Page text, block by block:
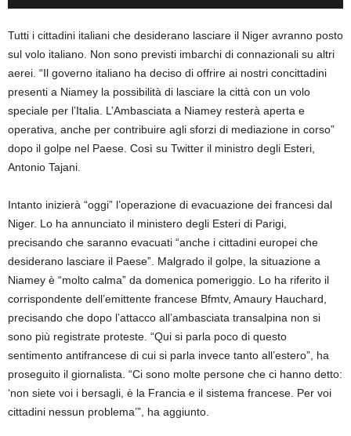
Tutti i cittadini italiani che desiderano lasciare il Niger avranno posto
sul volo italiano. Non sono previsti imbarchi di connazionali su altri
aerei. “Il governo italiano ha deciso di offrire ai nostri concittadini
presenti a Niamey la possibilità di lasciare la città con un volo
speciale per l’Italia. L’Ambasciata a Niamey resterà aperta e
operativa, anche per contribuire agli sforzi di mediazione in corso”
dopo il golpe nel Paese. Così su Twitter il ministro degli Esteri,
Antonio Tajani.
Intanto inizierà “oggi” l’operazione di evacuazione dei francesi dal
Niger. Lo ha annunciato il ministero degli Esteri di Parigi,
precisando che saranno evacuati “anche i cittadini europei che
desiderano lasciare il Paese”. Malgrado il golpe, la situazione a
Niamey è “molto calma” da domenica pomeriggio. Lo ha riferito il
corrispondente dell’emittente francese Bfmtv, Amaury Hauchard,
precisando che dopo l’attacco all’ambasciata transalpina non si
sono più registrate proteste. “Qui si parla poco di questo
sentimento antifrancese di cui si parla invece tanto all’estero”, ha
proseguito il giornalista. “Ci sono molte persone che ci hanno detto:
‘non siete voi i bersagli, è la Francia e il sistema francese. Per voi
cittadini nessun problema’”, ha aggiunto.